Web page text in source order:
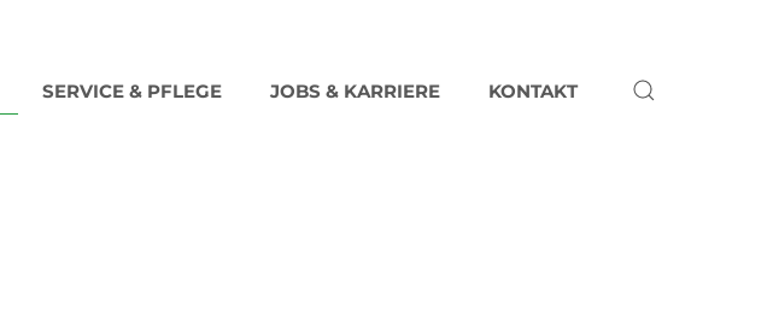
SERVICE & PFLEGE JOBS & KARRIERE KONTAKT